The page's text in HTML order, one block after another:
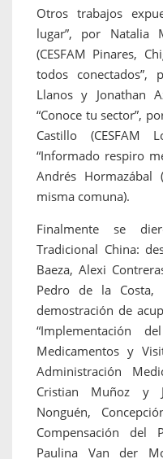
Otros trabajos
lugar”, por Natalia
(CESFAM Pinares,
todos conectados”,
Llanos y Jonathan
“Conoce tu sector”,
Castillo (CESFAM
“Informado respiro
Andrés Hormazábal
misma comuna).
Finalmente se
Tradicional China:
Baeza, Alexi
Pedro de la Costa,
demostración de
“Implementación
Medicamentos y
Administración
Cristian Muñoz y
Nonguén,
Compensación del
Paulina Van der